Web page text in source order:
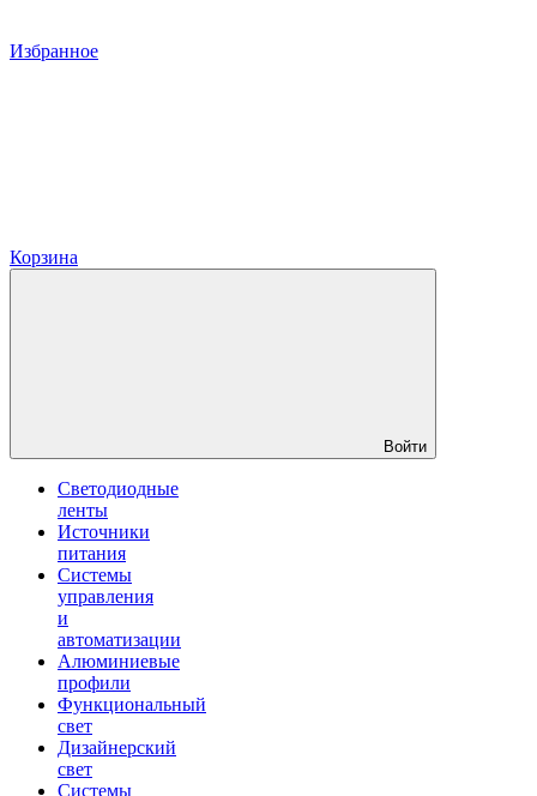
Избранное
Корзина
Войти
Светодиодные
ленты
Источники
питания
Системы
управления
и
автоматизации
Алюминиевые
профили
Функциональный
свет
Дизайнерский
свет
Системы